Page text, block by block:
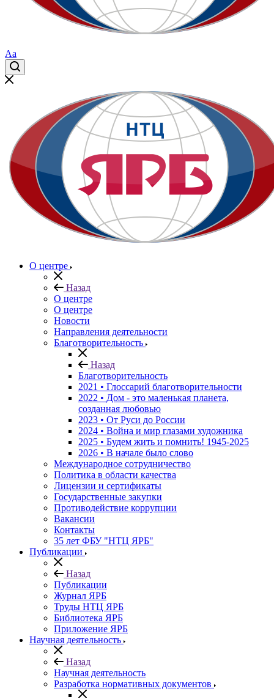
Aa
О центре
Назад
О центре
О центре
Новости
Направления деятельности
Благотворительность
Назад
Благотворительность
2021 • Глоссарий благотворительности
2022 • Дом - это маленькая планета,
созданная любовью
2023 • От Руси до России
2024 • Война и мир глазами художника
2025 • Будем жить и помнить! 1945-2025
2026 • В начале было слово
Международное сотрудничество
Политика в области качества
Лицензии и сертификаты
Государственные закупки
Противодействие коррупции
Вакансии
Контакты
35 лет ФБУ "НТЦ ЯРБ"
Публикации
Назад
Публикации
Журнал ЯРБ
Труды НТЦ ЯРБ
Библиотека ЯРБ
Приложение ЯРБ
Научная деятельность
Назад
Научная деятельность
Разработка нормативных документов